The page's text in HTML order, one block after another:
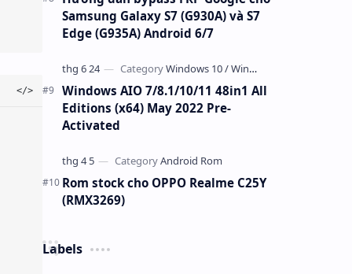
Samsung Galaxy S7 (G930A) và S7
Edge (G935A) Android 6/7
Windows AIO 7/8.1/10/11 48in1 All
Editions (x64) May 2022 Pre-
Activated
Rom stock cho OPPO Realme C25Y
(RMX3269)
Labels